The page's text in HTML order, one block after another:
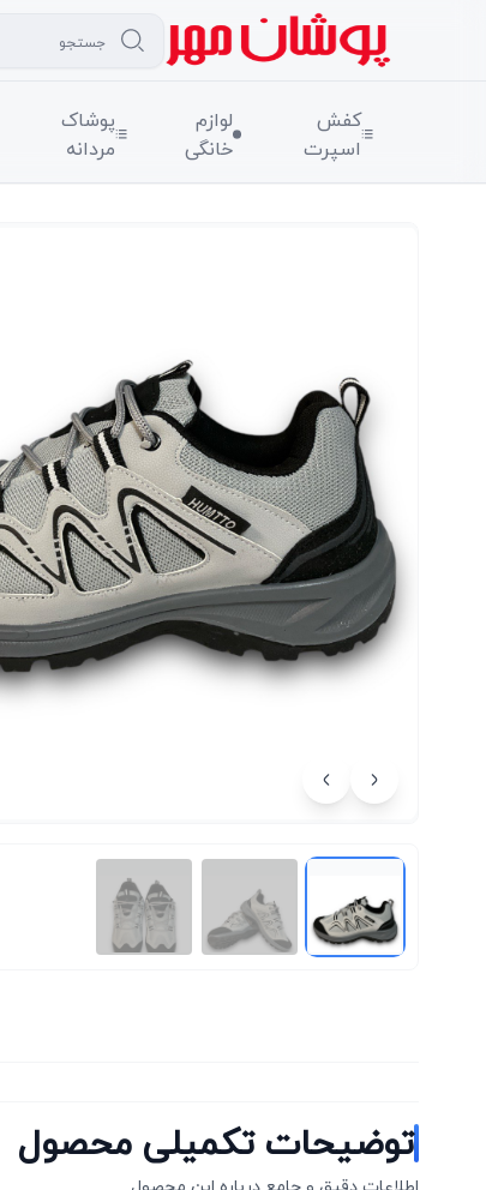
کفش
اسپرت
لوازم
خانگی
پوشاک
مردانه
توضیحات تکمیلی محصول